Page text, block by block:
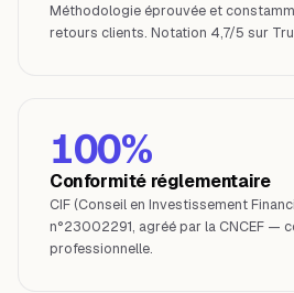
Méthodologie éprouvée et
retours clients. Notation 4,7/5 sur
100%
Conformité réglementaire
CIF (Conseil en Investissement
n°23002291, agréé par la CNCEF —
professionnelle.